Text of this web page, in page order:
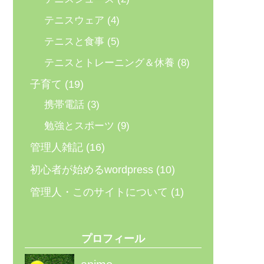
テニスウェア (4)
テニスと食事 (5)
テニスとトレーニング＆休養 (8)
子育て (19)
携帯電話(3)
勉強とスポーツ (9)
管理人雑記 (16)
初心者が始めるwordpress (10)
管理人・このサイトについて (1)
プロフィール